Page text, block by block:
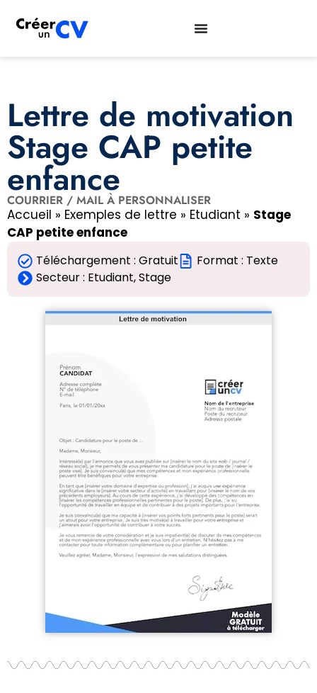
Lettre de motivation
Stage CAP petite
enfance
COURRIER / MAIL À PERSONNALISER
Accueil » Exemples de lettre » Etudiant » Stage
CAP petite enfance
Téléchargement : Gratuit
Format : Texte
Secteur : Etudiant,Stage